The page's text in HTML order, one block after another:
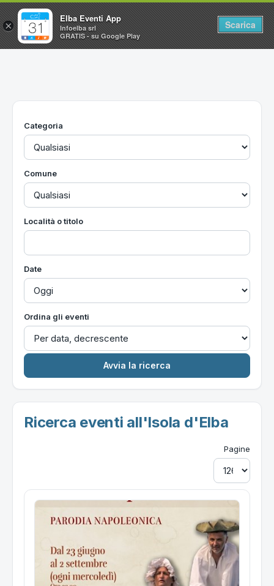
Home
Utilità
Categoria
Comune
Località o titolo
Date
Ordina gli eventi
Ricerca eventi all'Isola d'Elba
Pagine
×
Elba Eventi App
Infoelba srl
GRATIS - su Google Play
Scarica